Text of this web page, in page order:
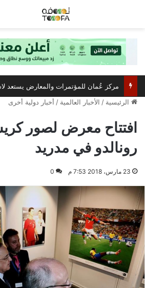
الرئيسية / الأخبار العالمية / أخبار دولية أخرى
افتتاح معرض لصور
رونالدو في مدريد
23 مارس، 2018 7:53 م 0